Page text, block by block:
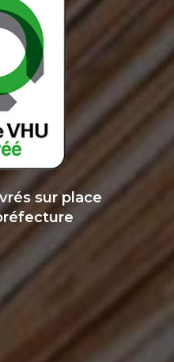
sur place